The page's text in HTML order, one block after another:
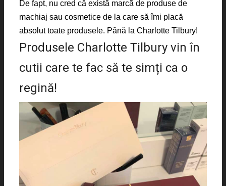
De fapt, nu cred că există marcă de produse de
machiaj sau cosmetice de la care să îmi placă
absolut toate produsele. Până la Charlotte Tilbury!
Produsele Charlotte Tilbury vin în
cutii care te fac să te simți ca o
regină!